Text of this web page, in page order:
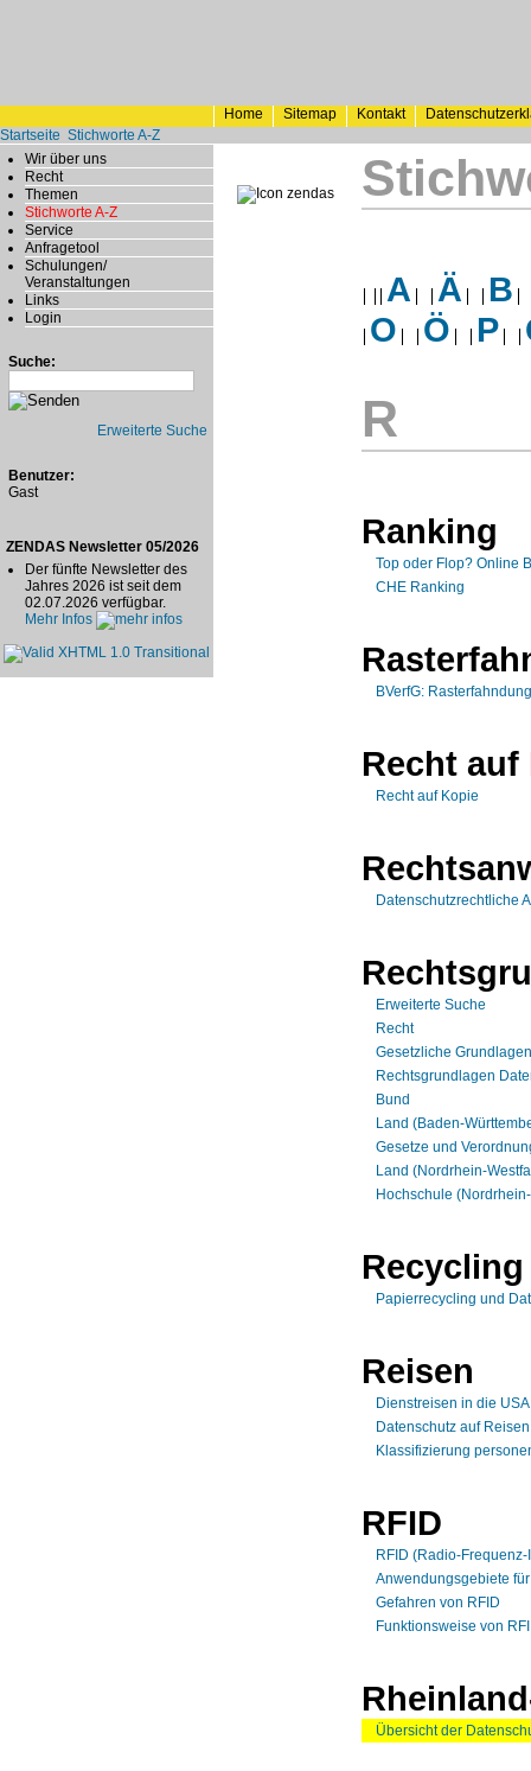
Home Sitemap Kontakt
Startseite Stichworte A-Z
Wir über uns
Recht
Themen
Stichworte A-Z
Service
Anfragetool
Schulungen/
Veranstaltungen
Links
Login
Suche:
Erweiterte Suche
Benutzer:
Gast
ZENDAS Newsletter 05/2026
Der fünfte Newsletter des
Jahres 2026 ist seit dem
02.07.2026 verfügbar.
Mehr Infos
A Ä
B
O
Ö P
R
Ranking
Top oder Flop? Online
CHE Ranking
BVerfG:
Recht auf
Recht auf Kopie
Datenschutzrechtliche
Erweiterte Suche
Recht
Gesetzliche
Rechtsgrundlagen
Bund
Land (Baden-
Gesetze und
Land (Nordrhein-
Hochschule
Recycling
Papierrecycling und
Reisen
Dienstreisen in die
Datenschutz auf Reisen
Klassifizierung
RFID
RFID (Radio-
Anwendungsgebiete
Gefahren von RFID
Funktionsweise von
Übersicht der